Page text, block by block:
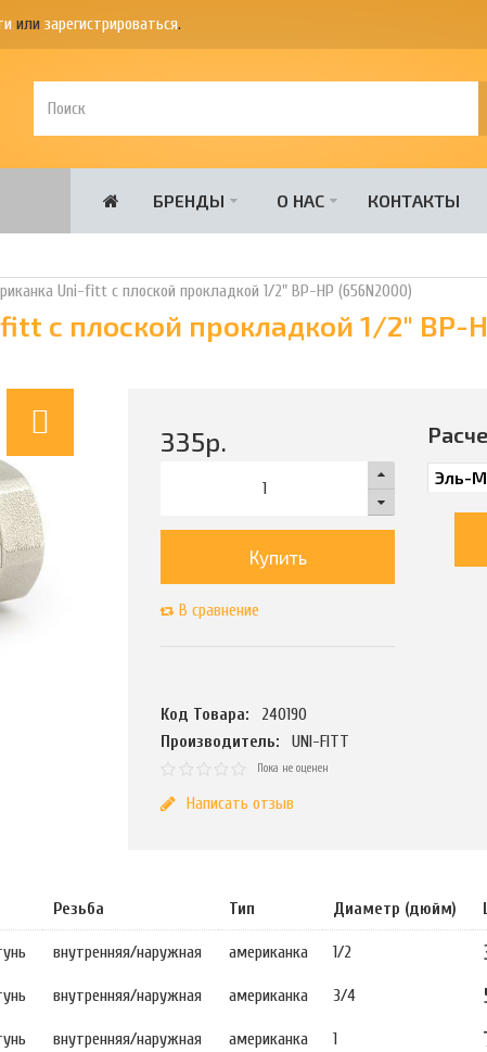
или зарегистрироваться.
БРЕНДЫ О НАС КОНТАКТЫ
Uni-fitt с плоской прокладкой 1/2" ВР-НР (656N2000)
с плоской прокладкой 1/2" ВР-
335р.
Купить
В сравнение
Код Товара:
240190
Производитель:
UNI-FITT
Пока не оценен
Написать отзыв
Резьба Тип Диаметр (дюйм)
внутренняя/наружная американка 1/2
внутренняя/наружная американка 3/4
внутренняя/наружная американка 1